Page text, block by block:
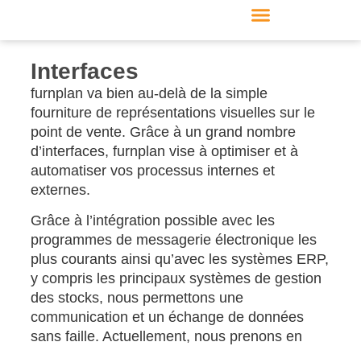
Interfaces
furnplan va bien au-delà de la simple
fourniture de représentations visuelles sur le
point de vente. Grâce à un grand nombre
d’interfaces, furnplan vise à optimiser et à
automatiser vos processus internes et
externes.
Grâce à l’intégration possible avec les
programmes de messagerie électronique les
plus courants ainsi qu’avec les systèmes ERP,
y compris les principaux systèmes de gestion
des stocks, nous permettons une
communication et un échange de données
sans faille. Actuellement, nous prenons en